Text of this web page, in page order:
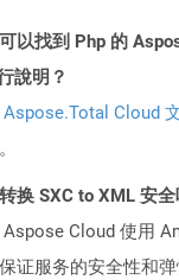
以找到 Php 的
說明？
Aspose.Total Cloud
换 SXC to XML 安全
Cloud 使用
证服务的安全性和